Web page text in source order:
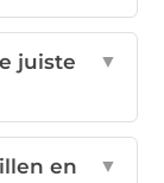
juiste
▼
en
▼